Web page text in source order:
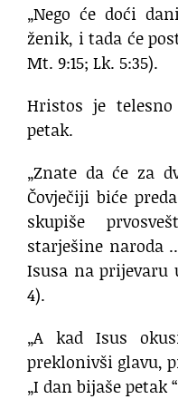
„Nego će doći
ženik, i tada će
Mt. 9:15; Lk. 5:35).
Hristos je
petak.
„Znate da će za
Čovječiji biće
skupiše
starješine naroda
Isusa na
4).
„A kad Isus
preklonivši glavu,
„I dan bijaše petak